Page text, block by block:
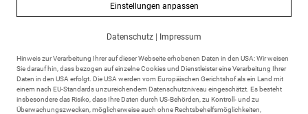
Einstellungen anpassen
Datenschutz Impressum
Hinweis zur Verarbeitung Ihrer auf dieser Webseite erhobenen Daten in den USA: Wir weisen
Sie darauf hin, dass bezogen auf einzelne Cookies und Dienstleister eine Verarbeitung Ihrer
Daten in den USA erfolgt. Die USA werden vom Europäischen Gerichtshof als ein Land mit
einem nach EU-Standards unzureichendem Datenschutzniveau eingeschätzt. Es besteht
insbesondere das Risiko, dass Ihre Daten durch US-Behörden, zu Kontroll- und zu
Überwachungszwecken, möglicherweise auch ohne Rechtsbehelfsmöglichkeiten,